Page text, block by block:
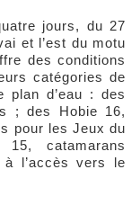
jours, du 27
et l’est du motu
des conditions
catégories de
plan d’eau : des
; des Hobie 16,
pour les Jeux du
catamarans
l’accès vers le